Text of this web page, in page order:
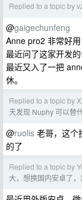
Replied to a topic by
@gaigechunfeng
Anne pro2 非常好
最近问了这家开发
最近又入了一把
休。
Replied to a topic by
天发现 Nuphy 可以替
@ruolis 老哥，这个
的了
Replied to a topic by
大，想换国内安卓了